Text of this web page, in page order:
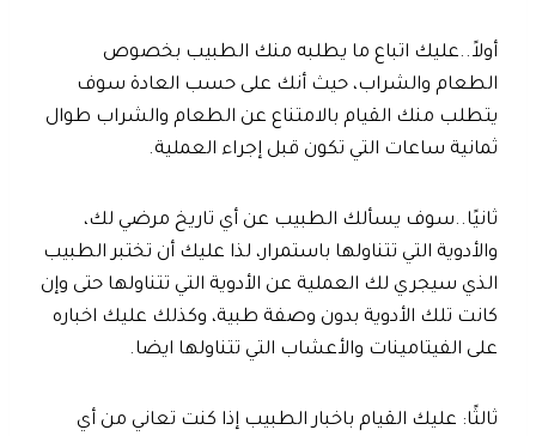
أولاً..عليك اتباع ما يطلبه منك الطبيب بخصوص
الطعام والشراب، حيث أنك على حسب العادة سوف
يتطلب منك القيام بالامتناع عن الطعام والشراب طوال
ثمانية ساعات التي تكون قبل إجراء العملية.
ثانيًا..سوف يسألك الطبيب عن أي تاريخ مرضي لك،
والأدوية التي تتناولها باستمرار، لذا عليك أن تختبر الطبيب
الذي سيجري لك العملية عن الأدوية التي تتناولها حتى وإن
كانت تلك الأدوية بدون وصفة طبية، وكذلك عليك اخباره
على الفيتامينات والأعشاب التي تتناولها ايضا.
ثالثًا: عليك القيام باخبار الطبيب إذا كنت تعاني من أي